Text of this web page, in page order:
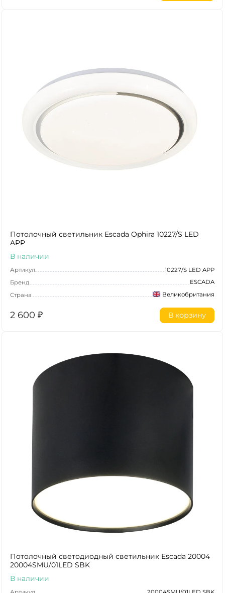
Потолочный светильник Escada Ophira 10227/S LED
APP
В наличии
Артикул
10227/S LED APP
Бренд
ESCADA
Страна
Великобритания
2 600 ₽ В корзину
Потолочный светодиодный светильник Escada 20004
20004SMU/01LED SBK
В наличии